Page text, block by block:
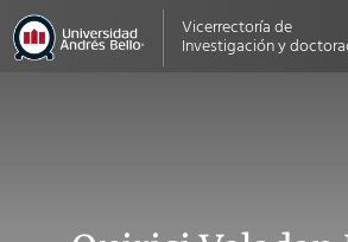
Vicerrectoría de
Investigación y